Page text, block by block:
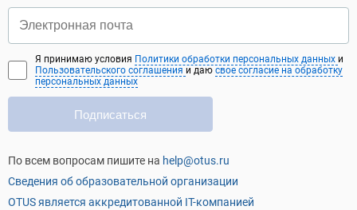
Подписаться
Я принимаю условия Политики обработки персональных данных и
Пользовательского соглашения и даю свое согласие на обработку
персональных данных
По всем вопросам пишите на help@otus.ru
Сведения об образовательной организации
OTUS является аккредитованной IT-компанией